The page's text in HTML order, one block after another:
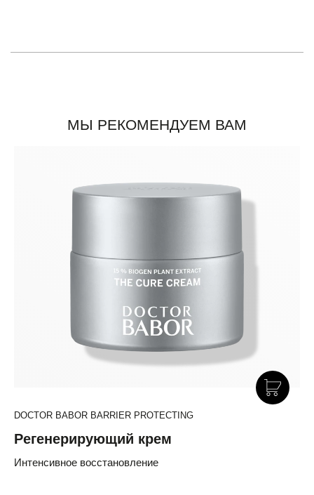
МЫ РЕКОМЕНДУЕМ ВАМ
DOCTOR BABOR BARRIER PROTECTING
Регенерирующий крем
Интенсивное восстановление